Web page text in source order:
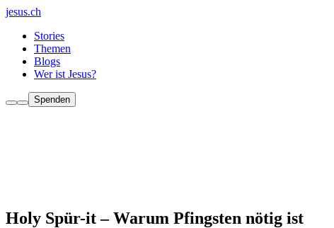
jesus.ch
Stories
Themen
Blogs
Wer ist Jesus?
Spenden
Holy Spür-it – Warum Pfingsten nötig ist